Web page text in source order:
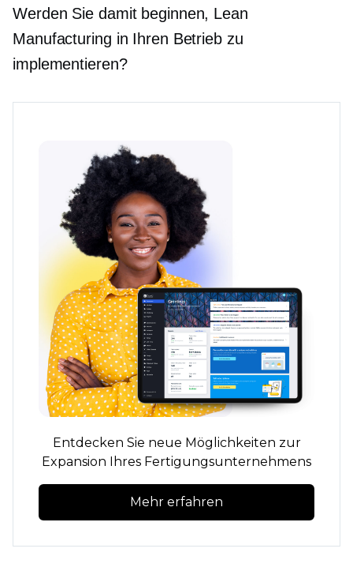
Werden Sie damit beginnen, Lean
Manufacturing in Ihren Betrieb zu
implementieren?
Entdecken Sie neue Möglichkeiten zur
Expansion Ihres Fertigungsunternehmens
Mehr erfahren